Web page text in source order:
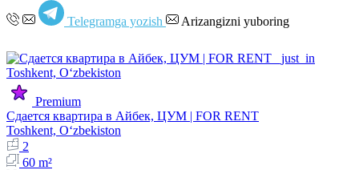
Telegramga yozish Arizangizni yuboring
Premium
Сдается квартира в Айбек, ЦУМ | FOR RENT
Toshkent, Oʻzbekiston
2
60 m²